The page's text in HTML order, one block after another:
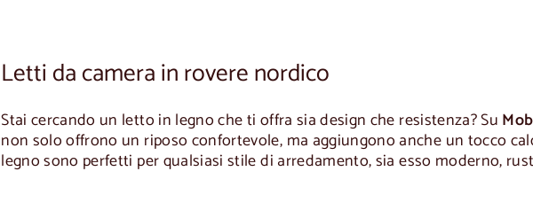
Letti da camera in rovere nordico
Stai cercando un letto in legno che ti offra sia design che resistenza? Su
non solo offrono un riposo confortevole, ma aggiungono anche un tocco
legno sono perfetti per qualsiasi stile di arredamento, sia esso moderno,